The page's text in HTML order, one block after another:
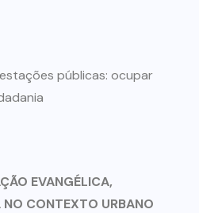
públicas: ocupar
EVANGÉLICA,
CONTEXTO URBANO